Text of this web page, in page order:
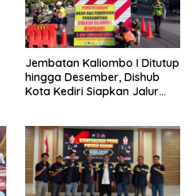
Jembatan Kaliombo I Ditutup
hingga Desember, Dishub
Kota Kediri Siapkan Jalur